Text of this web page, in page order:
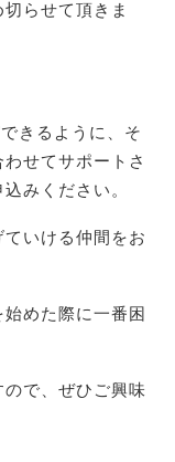
らせて頂きま
きるように、そ
せてサポートさ
みください。
いける仲間をお
めた際に一番困
で、ぜひご興味